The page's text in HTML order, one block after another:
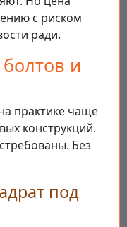
с риском
ради.
и
практике чаще
конструкций.
Без
под